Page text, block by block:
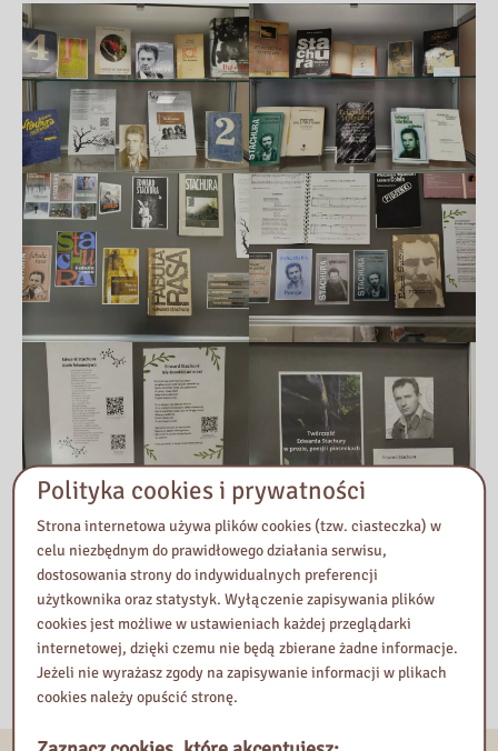
Polityka cookies i prywatności
Strona internetowa używa plików cookies (tzw. ciasteczka) w
celu niezbędnym do prawidłowego działania serwisu,
dostosowania strony do indywidualnych preferencji
użytkownika oraz statystyk. Wyłączenie zapisywania plików
cookies jest możliwe w ustawieniach każdej przeglądarki
internetowej, dzięki czemu nie będą zbierane żadne informacje.
Jeżeli nie wyrażasz zgody na zapisywanie informacji w plikach
cookies należy opuścić stronę.